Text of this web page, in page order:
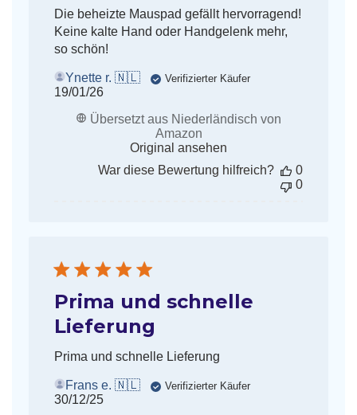
Die beheizte Mauspad gefällt hervorragend!
Keine kalte Hand oder Handgelenk mehr,
so schön!
Ynette r. 🇳🇱 Verifizierter Käufer
Veröffentlichungsdatum
19/01/26
Übersetzt aus Niederländisch von
Amazon
Original ansehen
War diese Bewertung hilfreich?
0
0
Prima und schnelle
Lieferung
Prima und schnelle Lieferung
Frans e. 🇳🇱 Verifizierter Käufer
Veröffentlichungsdatum
30/12/25